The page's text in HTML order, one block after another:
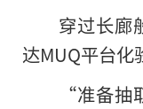
穿过长廊
达MUQ平台化
“准备